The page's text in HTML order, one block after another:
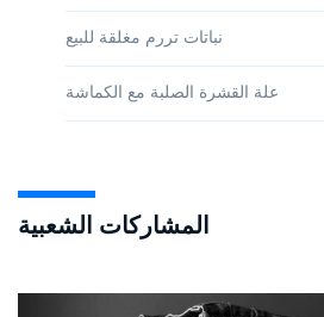
نباتات تررم مغلقة للبيع
علة القشرة الصلبة مع الكماشة
المشاركات الشعبية